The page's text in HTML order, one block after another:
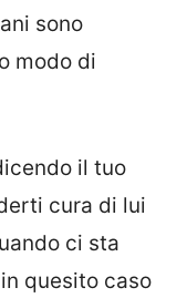
sono
modo di
il tuo
cura di lui
ci sta
quesito caso